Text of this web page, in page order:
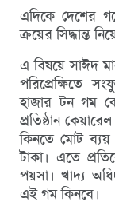
এদিকে দেশের
ক্রয়ের সিদ্ধান্ত
এ বিষয়ে সাঈদ
পরিপ্রেক্ষিতে
হাজার টন গম
প্রতিষ্ঠান
কিনতে মোট
টাকা। এতে
পয়সা। খাদ্য
এই গম কিনবে।